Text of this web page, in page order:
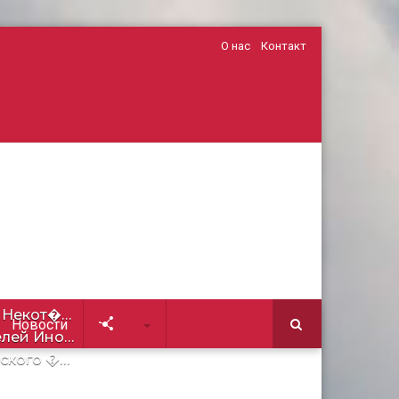
О нас Контакт
Новости
Некот�…
Ино…
�…